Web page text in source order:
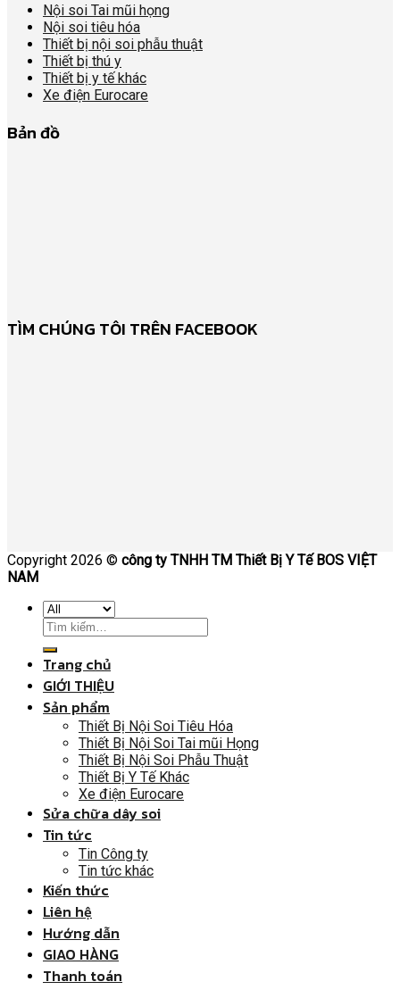
Nội soi Tai mũi họng
Nội soi tiêu hóa
Thiết bị nội soi phẫu thuật
Thiết bị thú y
Thiết bị y tế khác
Xe điện Eurocare
Bản đồ
TÌM CHÚNG TÔI TRÊN FACEBOOK
Copyright 2026 © công ty TNHH TM Thiết Bị Y Tế BOS VIỆT
NAM
Trang chủ
GIỚI THIỆU
Sản phẩm
Thiết Bị Nội Soi Tiêu Hóa
Thiết Bị Nội Soi Tai mũi Họng
Thiết Bị Nội Soi Phẫu Thuật
Thiết Bị Y Tế Khác
Xe điện Eurocare
Sửa chữa dây soi
Tin tức
Tin Công ty
Tin tức khác
Kiến thức
Liên hệ
Hướng dẫn
GIAO HÀNG
Thanh toán